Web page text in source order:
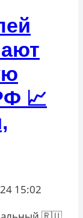
📈
15:02